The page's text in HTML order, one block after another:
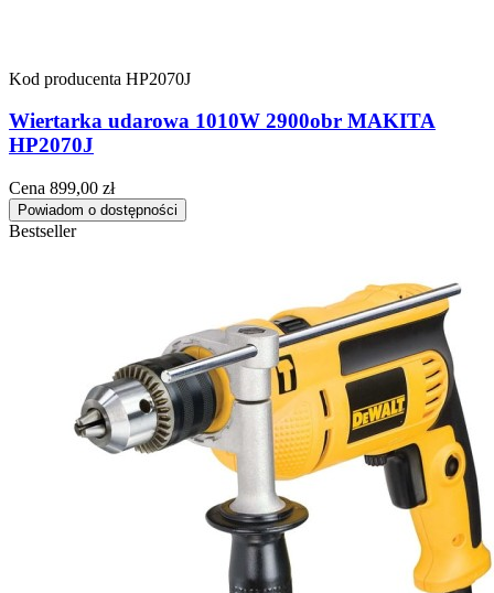
Kod producenta HP2070J
Wiertarka udarowa 1010W 2900obr MAKITA
HP2070J
Cena 899,00 zł
Powiadom o dostępności
Bestseller